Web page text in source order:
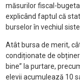
măsurilor fiscal-
explicând faptul că
burselor în vechiul
Atât bursa de merit,
condiționate de
bine” la purtare,
elevii acumulează 10